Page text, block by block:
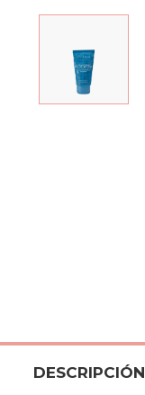
DESCRIPCIÓN